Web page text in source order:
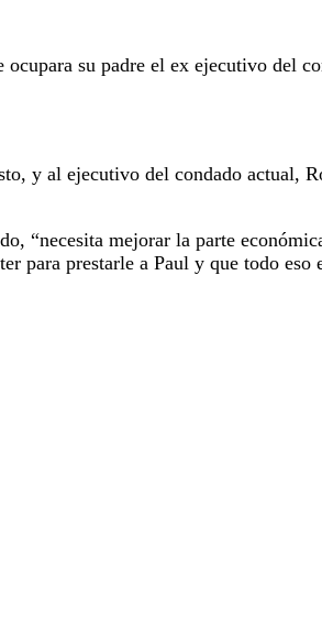
su padre el ex ejecutivo del
y al ejecutivo del condado actual,
“necesita mejorar la parte
para prestarle a Paul y que todo eso